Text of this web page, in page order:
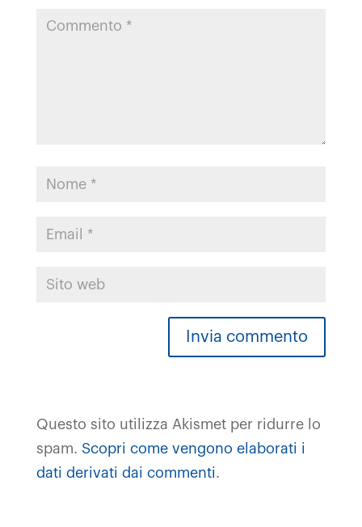
Questo sito utilizza Akismet per ridurre lo
spam. Scopri come vengono elaborati i
dati derivati dai commenti.